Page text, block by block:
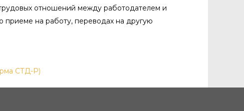
отношений между работодателем и
приеме на работу, переводах на другую
СТД-Р)